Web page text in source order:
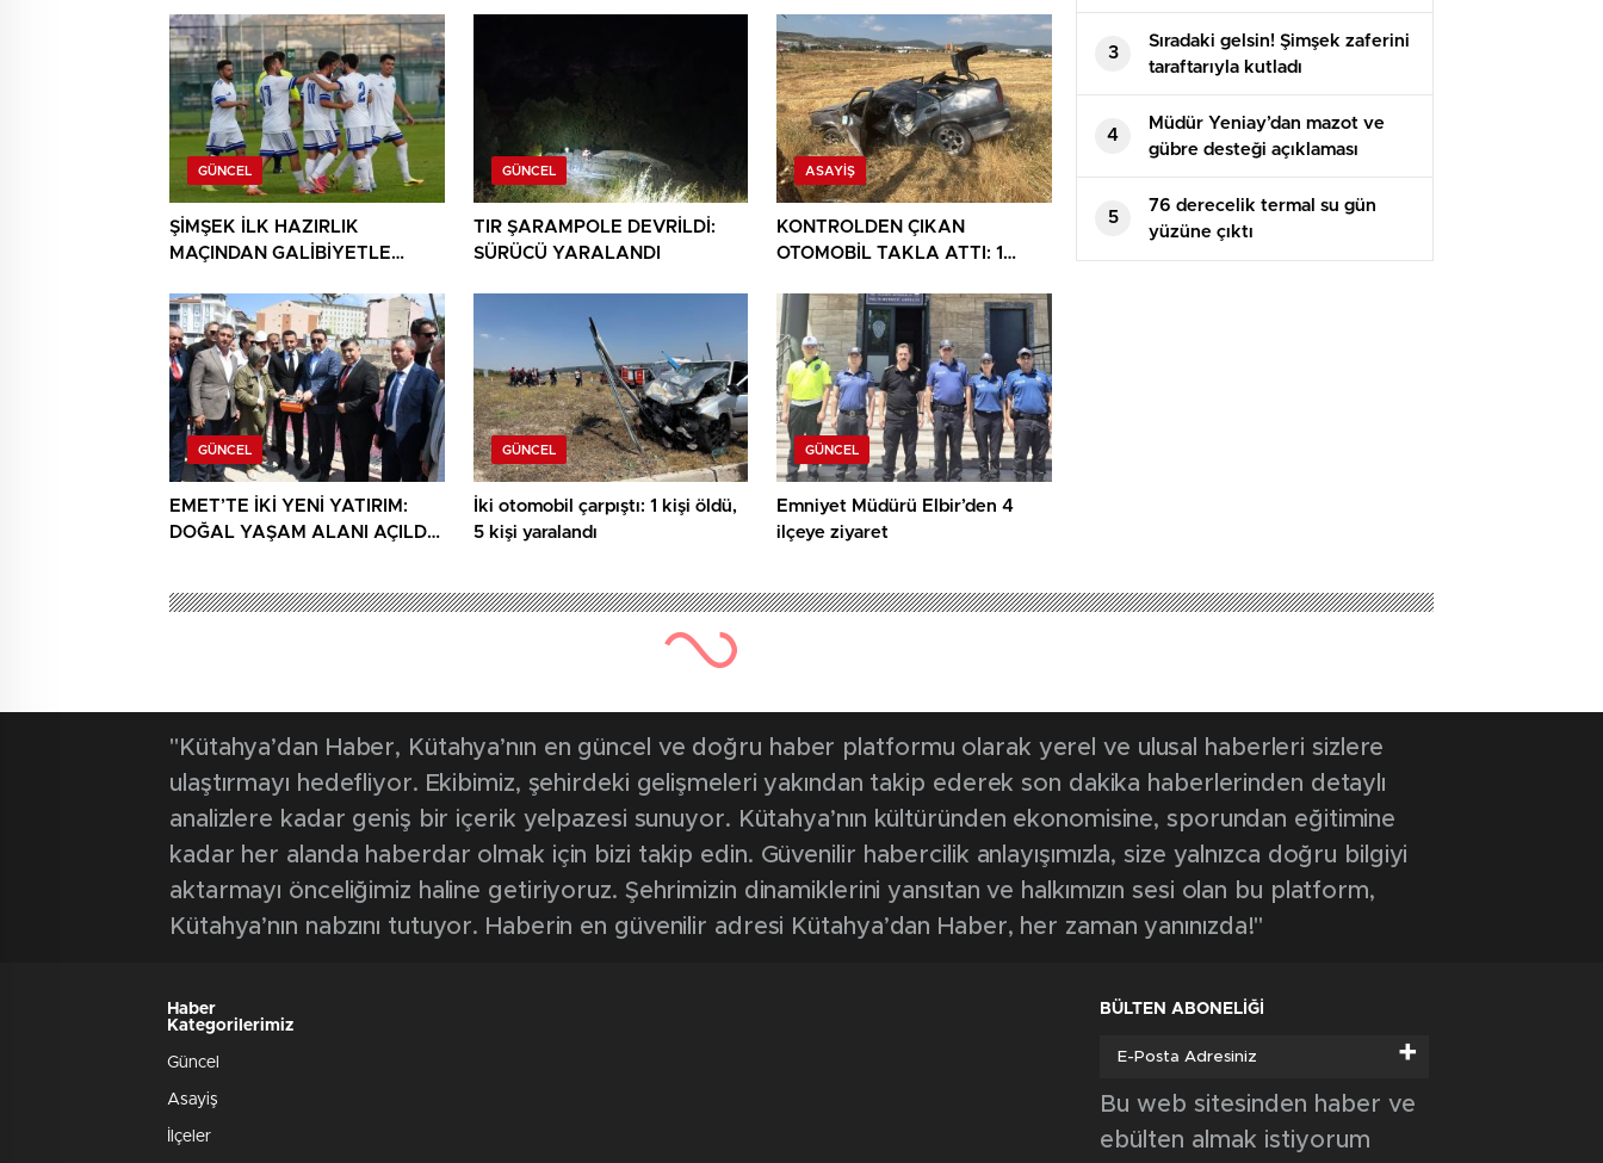
GÜNCEL
ŞİMŞEK İLK HAZIRLIK
MAÇINDAN GALİBİYETLE
GÜNCEL
TIR ŞARAMPOLE DEVRİLDİ:
SÜRÜCÜ YARALANDI
ASAYIŞ
KONTROLDEN ÇIKAN
OTOMOBİL TAKLA ATTI: 1
GÜNCEL
EMET’TE İKİ YENİ YATIRIM:
DOĞAL YAŞAM ALANI AÇILDI,
GÜNCEL
İki otomobil çarpıştı: 1 kişi öldü,
5 kişi yaralandı
GÜNCEL
Emniyet Müdürü Elbir’den 4
ilçeye ziyaret
3
Sıradaki gelsin! Şimşek zaferini
taraftarıyla kutladı
4
Müdür Yeniay’dan mazot ve
gübre desteği açıklaması
5
76 derecelik termal su gün
yüzüne çıktı
"Kütahya’dan Haber, Kütahya’nın en güncel ve doğru haber platformu olarak yerel ve ulusal haberleri sizlere
ulaştırmayı hedefliyor. Ekibimiz, şehirdeki gelişmeleri yakından takip ederek son dakika haberlerinden detaylı
analizlere kadar geniş bir içerik yelpazesi sunuyor. Kütahya’nın kültüründen ekonomisine, sporundan eğitimine
kadar her alanda haberdar olmak için bizi takip edin. Güvenilir habercilik anlayışımızla, size yalnızca doğru bilgiyi
aktarmayı önceliğimiz haline getiriyoruz. Şehrimizin dinamiklerini yansıtan ve halkımızın sesi olan bu platform,
Kütahya’nın nabzını tutuyor. Haberin en güvenilir adresi Kütahya’dan Haber, her zaman yanınızda!"
Haber
Kategorilerimiz
Güncel
Asayiş
İlçeler
BÜLTEN ABONELİĞİ
+
Bu web sitesinden haber ve
ebülten almak istiyorum